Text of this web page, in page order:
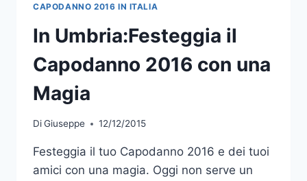
CAPODANNO 2016 IN ITALIA
In Umbria:Festeggia il
Capodanno 2016 con una
Magia
DiGiuseppe 12/12/2015
Festeggia il tuo Capodanno 2016 e dei tuoi
amici con una magia. Oggi non serve un